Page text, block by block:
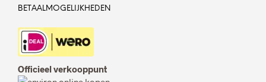
BETAALMOGELIJKHEDEN
Officieel verkooppunt